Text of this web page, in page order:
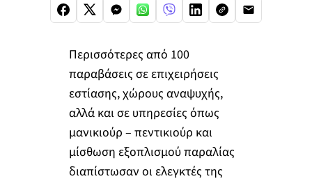
Περισσότερες από 100
παραβάσεις σε επιχειρήσεις
εστίασης, χώρους αναψυχής,
αλλά και σε υπηρεσίες όπως
μανικιούρ – πεντικιούρ και
μίσθωση εξοπλισμού παραλίας
διαπίστωσαν οι ελεγκτές της